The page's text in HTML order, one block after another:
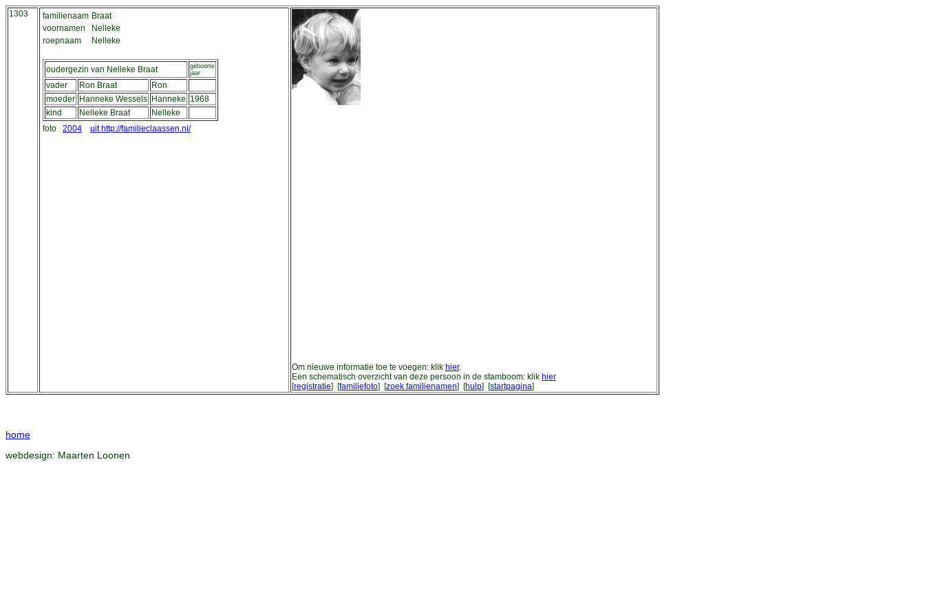
1303 familienaam Braat
voornamen
Nelleke
roepnaam
Nelleke
oudergezin van Nelleke Braat
geboorte
jaar
vader Ron Braat
Ron
moeder Hanneke Wessels Hanneke 1968
kind
Nelleke Braat
Nelleke
foto
2004 uit http://familieclaassen.nl/
Om nieuwe informatie toe te voegen: klik hier.
Een schematisch overzicht van deze persoon in de stamboom: klik hier
[registratie] [familiefoto] [zoek familienamen] [hulp] [startpagina]
home
webdesign: Maarten Loonen